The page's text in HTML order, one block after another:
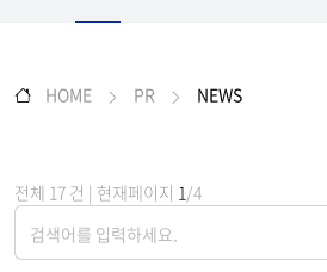
HOME PR NEWS
전체 17 건 | 현재페이지 1/4